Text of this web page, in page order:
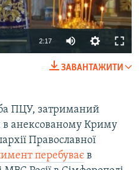
2:17
ЗАВАНТАЖИТИ
ПЦУ, затриманий
анексованому Криму
Православної
перебуває в